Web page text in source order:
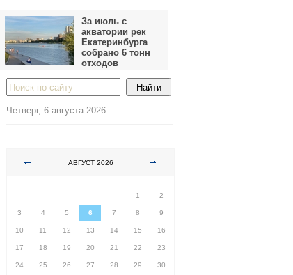
За июль с
акватории рек
Екатеринбурга
собрано 6 тонн
отходов
Четверг, 6 августа 2026
АВГУСТ 2026
1
2
3 4 5 6 7 8 9
10 11 12 13 14 15 16
17 18 19 20 21 22 23
24 25 26 27 28 29 30